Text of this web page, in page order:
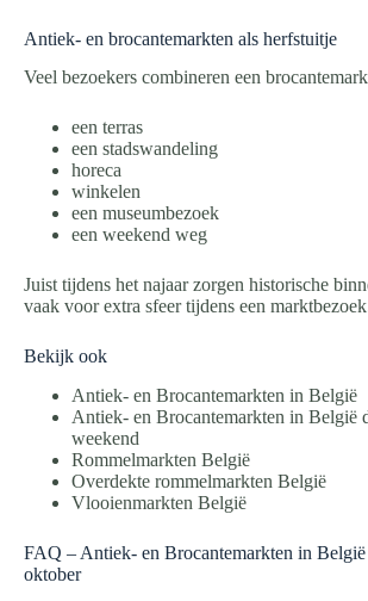
Antiek- en brocantemarkten als herfstuitje
Veel bezoekers combineren een
een terras
een stadswandeling
horeca
winkelen
een museumbezoek
een weekend weg
Juist tijdens het najaar zorgen historische
vaak voor extra sfeer tijdens een
Bekijk ook
Antiek- en Brocantemarkten in België
Antiek- en Brocantemarkten in België
weekend
Rommelmarkten België
Overdekte rommelmarkten België
Vlooienmarkten België
FAQ – Antiek- en Brocantemarkten in
oktober